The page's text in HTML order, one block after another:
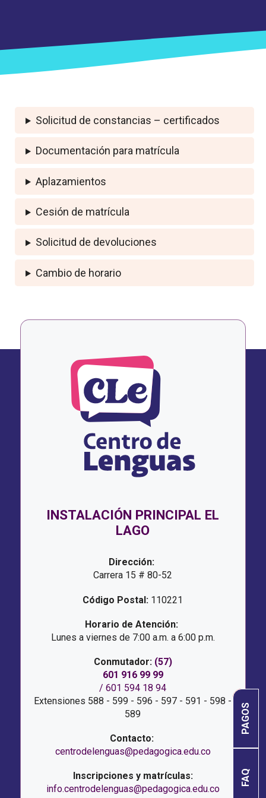
Solicitud de constancias – certificados
Documentación para matrícula
Aplazamientos
Cesión de matrícula
Solicitud de devoluciones
Cambio de horario
PAGOS
FAQ
INSTALACIÓN PRINCIPAL EL
LAGO
Dirección:
Carrera 15 # 80-52
Código Postal: 110221
Horario de Atención:
Lunes a viernes de 7:00 a.m. a 6:00 p.m.
Conmutador: (57)
601 916 99 99
/ 601 594 18 94
589
Contacto:
centrodelenguas@pedagogica.edu.co
Inscripciones y matrículas:
info.centrodelenguas@pedagogica.edu.co